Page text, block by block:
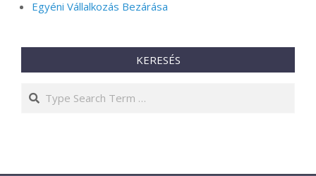
Egyéni Vállalkozás Bezárása
KERESÉS
Search